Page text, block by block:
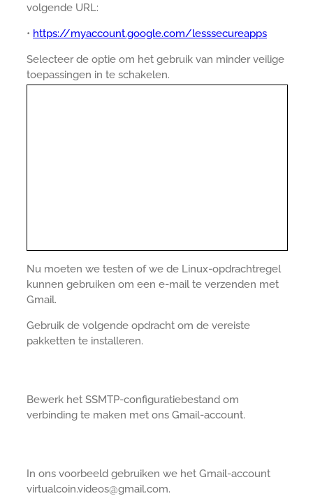
volgende URL:
• https://myaccount.google.com/lesssecureapps
Selecteer de optie om het gebruik van minder veilige
toepassingen in te schakelen.
Nu moeten we testen of we de Linux-opdrachtregel
kunnen gebruiken om een e-mail te verzenden met
Gmail.
Gebruik de volgende opdracht om de vereiste
pakketten te installeren.
Bewerk het SSMTP-configuratiebestand om
verbinding te maken met ons Gmail-account.
In ons voorbeeld gebruiken we het Gmail-account
virtualcoin.videos@gmail.com.